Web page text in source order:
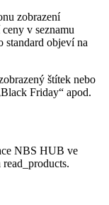
zobrazení
v seznamu
standard objeví na
štítek nebo
Friday“ apod.
NBS HUB ve